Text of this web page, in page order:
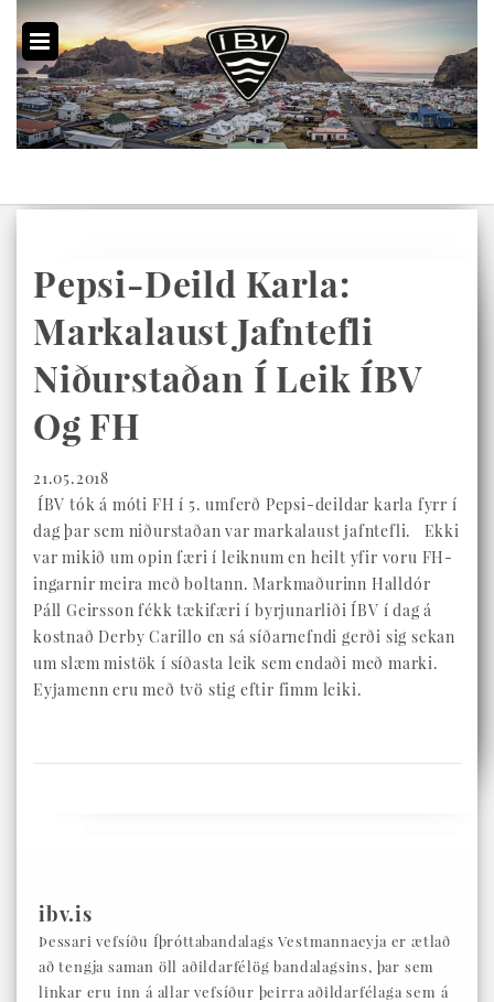
Pepsi-Deild Karla:
Markalaust Jafntefli
Niðurstaðan Í Leik ÍBV
Og FH
21.05.2018
ÍBV tók á móti FH í 5. umferð Pepsi-deildar karla fyrr í
dag þar sem niðurstaðan var markalaust jafntefli. Ekki
var mikið um opin færi í leiknum en heilt yfir voru FH-
ingarnir meira með boltann. Markmaðurinn Halldór
Páll Geirsson fékk tækifæri í byrjunarliði ÍBV í dag á
kostnað Derby Carillo en sá síðarnefndi gerði sig sekan
um slæm mistök í síðasta leik sem endaði með marki.
Eyjamenn eru með tvö stig eftir fimm leiki.
ibv.is
Þessari vefsíðu Íþróttabandalags Vestmannaeyja er ætlað
að tengja saman öll aðildarfélög bandalagsins, þar sem
linkar eru inn á allar vefsíður þeirra aðildarfélaga sem á